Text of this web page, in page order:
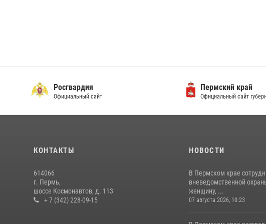
Росгвардия
Официальный сайт
Пермский край
Официальный сайт
КОНТАКТЫ
614066
г. Пермь,
шоссе Космонавтов, д. 113
+ 7 (342) 228-09-15
НОВОСТИ
В Пермском крае
вневедомственной
женщину, ...
07 августа 2026, 10:23